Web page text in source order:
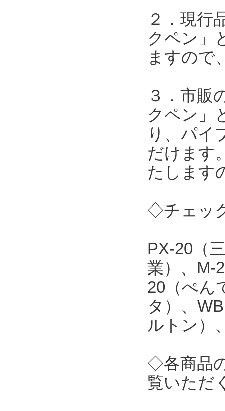
２．現行
クペン」
ますので
３．市販
クペン」
り、パイ
だけます
たします
◇チェッ
PX-20（
業）、M-
20（ぺん
タ）、
ルトン）
◇各商品
覧いただ